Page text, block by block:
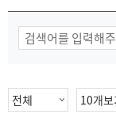
물
색